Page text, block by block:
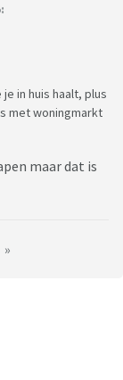
in huis haalt, plus
met woningmarkt
maar dat is
»